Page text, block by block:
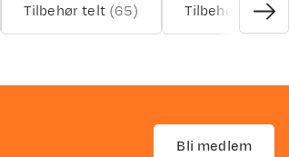
Tilbehør telt (65) Tilbehør
Bli medlem